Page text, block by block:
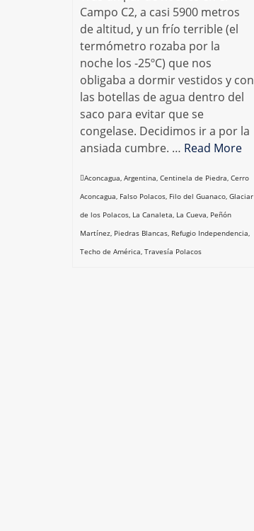
Campo C2, a casi 5900 metros
de altitud, y un frío terrible (el
termómetro rozaba por la
noche los -25ºC) que nos
obligaba a dormir vestidos y con
las botellas de agua dentro del
saco para evitar que se
congelase. Decidimos ir a por la
ansiada cumbre. … Read More
Aconcagua, Argentina, Centinela de Piedra, Cerro
Aconcagua, Falso Polacos, Filo del Guanaco, Glaciar
de los Polacos, La Canaleta, La Cueva, Peñón
Martínez, Piedras Blancas, Refugio Independencia,
Techo de América, Travesía Polacos